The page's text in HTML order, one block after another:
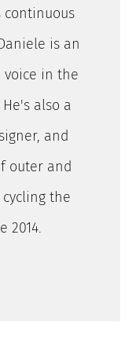
continuous
is an
in the
also a
and
outer and
the
2014.